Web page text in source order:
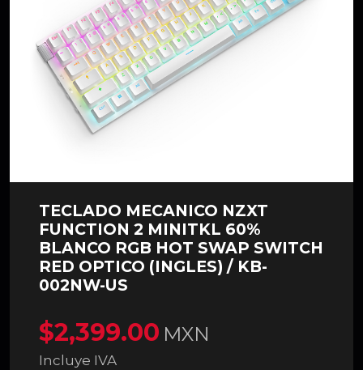
TECLADO MECANICO NZXT
FUNCTION 2 MINITKL 60%
BLANCO RGB HOT SWAP SWITCH
RED OPTICO (INGLES) / KB-
002NW-US
$2,399.00 MXN
Incluye IVA